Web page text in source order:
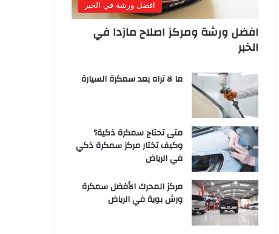
افضل ورشة في الخبر
افضل ورشة ومركز اصلاح مازدا في
الخبر
ما لا تراه بعد سمكرة السيارة
متى تحتاج سمكرة ذكية؟
وكيف تختار مركز سمكرة ذكي
في الرياض
مركز المحرك الأفضل سمكرة
ورش بوية في الرياض